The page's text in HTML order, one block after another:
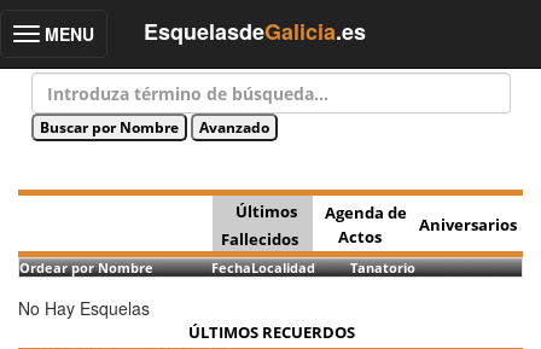
Toggle
MENU EsquelasdeGalicia.es
Últimos
Fallecidos
Agenda de
Actos
Aniversarios
Ordear por Nombre FechaLocalidad Tanatorio
No Hay Esquelas
ÚLTIMOS RECUERDOS